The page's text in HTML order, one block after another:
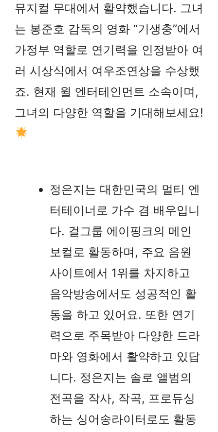
뮤지컬 무대에서 활약했습니다. 그녀
는 봉준호 감독의 영화 “기생충”에서
가정부 역할로 연기력을 인정받아 여
러 시상식에서 여우조연상을 수상했
죠. 현재 윌 엔터테인먼트 소속이며,
그녀의 다양한 역할을 기대해보세요!
정은지는 대한민국의 멀티 엔
터테이너로 가수 겸 배우입니
다. 걸그룹 에이핑크의 메인
보컬로 활동하며, 주요 음원
사이트에서 1위를 차지하고
음악방송에서도 성공적인 활
동을 하고 있어요. 또한 연기
력으로 주목받아 다양한 드라
마와 영화에서 활약하고 있답
니다. 정은지는 솔로 앨범의
전곡을 작사, 작곡, 프로듀싱
하는 싱어송라이터로도 활동